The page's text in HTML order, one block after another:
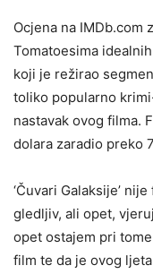
Ocjena na IMDb.com
Tomatoesima
koji je režirao
toliko popularno
nastavak ovog filma.
dolara zaradio preko
‘Čuvari Galaksije’
gledljiv, ali opet,
opet ostajem pri
film te da je ovog